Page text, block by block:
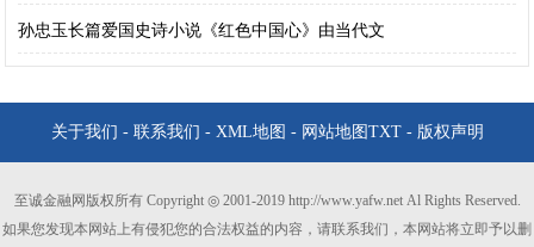
孙忠玉长篇爱国史诗小说《红色中国心》由当代文
关于我们 - 联系我们 - XML地图 - 网站地图TXT- 版权声明
至诚金融网版权所有 Copyright ◎ 2001-2019 http://www.yafw.net Al Rights Reserved.
如果您发现本网站上有侵犯您的合法权益的内容，请联系我们，本网站将立即予以删